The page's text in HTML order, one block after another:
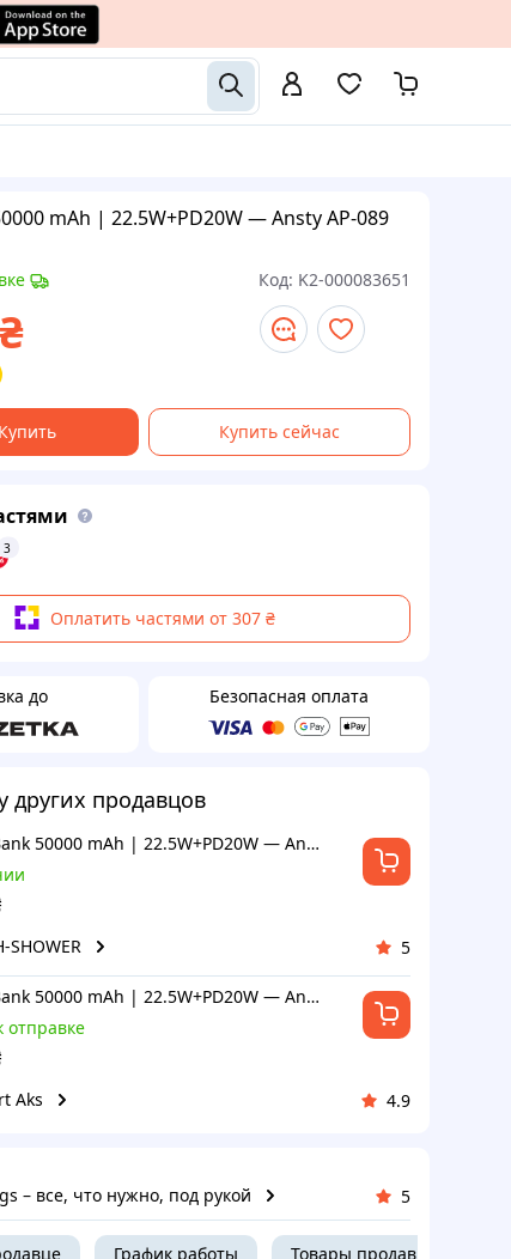
mAh | 22.5W+PD20W — Ansty AP-089
Код: K2-000083651
₴
Купить Купить сейчас
3
Оплатить частями от 307 ₴
до Безопасная оплата
других продавцов
Power Bank 50000 mAh | 22.5W+PD20W — Ansty AP-089 — Black
SHOWER 5
Power Bank 50000 mAh | 22.5W+PD20W — Ansty AP-089 — Black
отправке
Aks 4.9
– все, что нужно, под рукой 5
График работы Товары продавца